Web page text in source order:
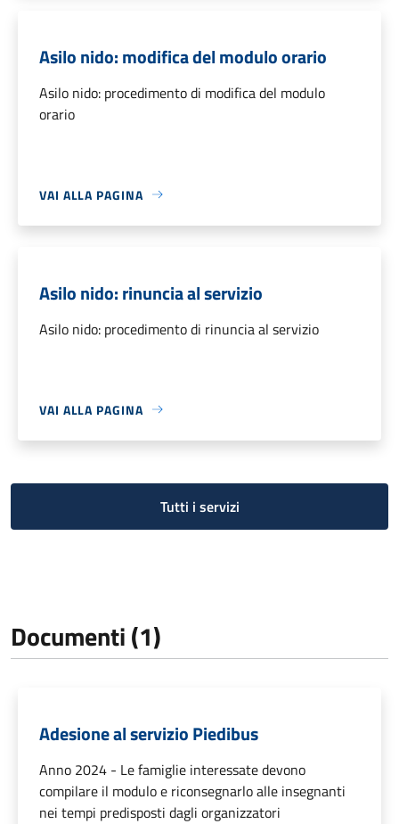
Asilo nido: modifica del modulo orario
Asilo nido: procedimento di modifica del modulo
orario
VAI ALLA PAGINA
Asilo nido: rinuncia al servizio
Asilo nido: procedimento di rinuncia al servizio
VAI ALLA PAGINA
Tutti i servizi
Documenti (1)
Adesione al servizio Piedibus
Anno 2024 - Le famiglie interessate devono
compilare il modulo e riconsegnarlo alle insegnanti
nei tempi predisposti dagli organizzatori